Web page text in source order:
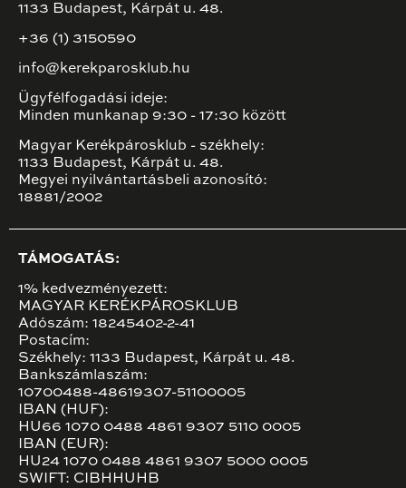
1133 Budapest, Kárpát u. 48.
+36 (1) 3150590
info@kerekparosklub.hu
Ügyfélfogadási ideje:
Minden munkanap 9:30 - 17:30 között
Magyar Kerékpárosklub - székhely:
1133 Budapest, Kárpát u. 48.
Megyei nyilvántartásbeli azonosító:
18881/2002
TÁMOGATÁS:
1% kedvezményezett:
MAGYAR KERÉKPÁROSKLUB
Adószám: 18245402-2-41
Postacím:
Székhely: 1133 Budapest, Kárpát u. 48.
Bankszámlaszám:
10700488-48619307-51100005
IBAN (HUF):
HU66 1070 0488 4861 9307 5110 0005
IBAN (EUR):
HU24 1070 0488 4861 9307 5000 0005
SWIFT: CIBHHUHB